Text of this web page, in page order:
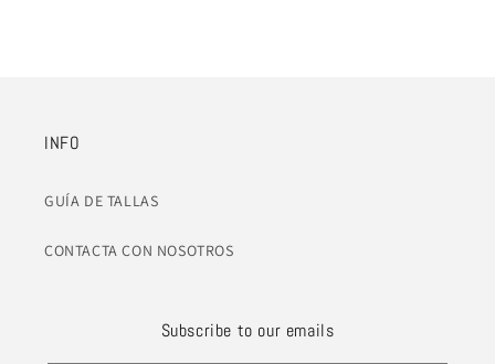
INFO
GUÍA DE TALLAS
CONTACTA CON NOSOTROS
Subscribe to our emails